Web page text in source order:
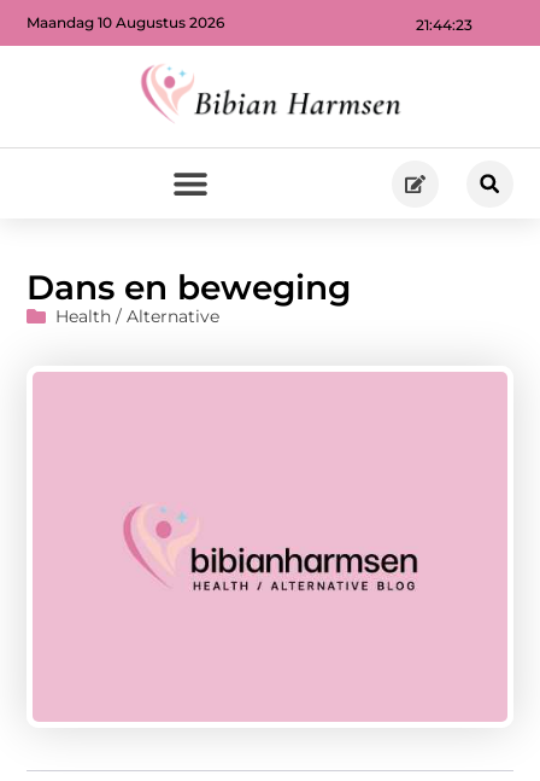
21:44:24
Maandag 10 Augustus 2026
Dans en beweging
Health / Alternative